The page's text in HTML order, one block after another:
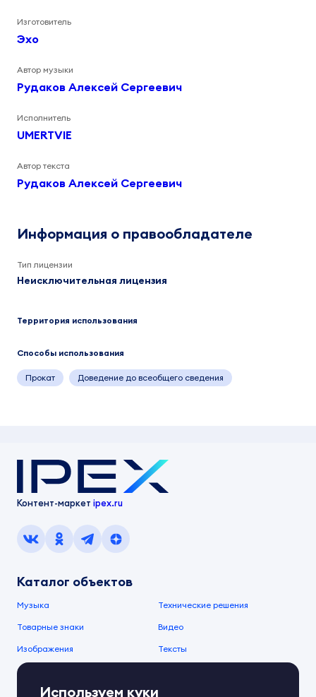
Изготовитель
Эхо
Автор музыки
Рудаков Алексей Сергеевич
Исполнитель
UMERTVIE
Автор текста
Рудаков Алексей Сергеевич
Информация о правообладателе
Тип лицензии
Неисключительная лицензия
Территория использования
Способы использования
Прокат Доведение до всеобщего сведения
Контент-маркет ipex.ru
Каталог объектов
Музыка Технические решения
Товарные знаки Видео
Изображения Тексты
О компании
О сервисеИспользуем куки